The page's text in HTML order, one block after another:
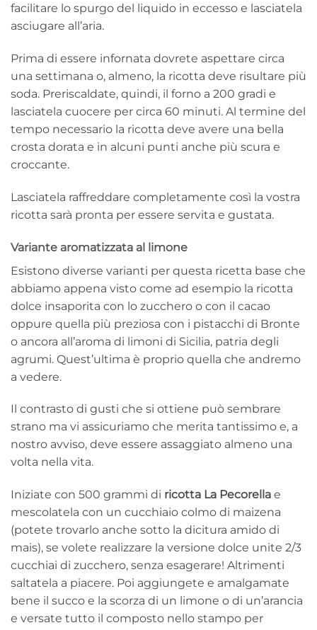
facilitare lo spurgo del liquido in eccesso e lasciatela
asciugare all’aria.
Prima di essere infornata dovrete aspettare circa
una settimana o, almeno, la ricotta deve risultare più
soda. Preriscaldate, quindi, il forno a 200 gradi e
lasciatela cuocere per circa 60 minuti. Al termine del
tempo necessario la ricotta deve avere una bella
crosta dorata e in alcuni punti anche più scura e
croccante.
Lasciatela raffreddare completamente così la vostra
ricotta sarà pronta per essere servita e gustata.
Variante aromatizzata al limone
Esistono diverse varianti per questa ricetta base che
abbiamo appena visto come ad esempio la ricotta
dolce insaporita con lo zucchero o con il cacao
oppure quella più preziosa con i pistacchi di Bronte
o ancora all’aroma di limoni di Sicilia, patria degli
agrumi. Quest’ultima è proprio quella che andremo
a vedere.
Il contrasto di gusti che si ottiene può sembrare
strano ma vi assicuriamo che merita tantissimo e, a
nostro avviso, deve essere assaggiato almeno una
volta nella vita.
Iniziate con 500 grammi di ricotta La Pecorella e
mescolatela con un cucchiaio colmo di maizena
(potete trovarlo anche sotto la dicitura amido di
mais), se volete realizzare la versione dolce unite 2/3
cucchiai di zucchero, senza esagerare! Altrimenti
saltatela a piacere. Poi aggiungete e amalgamate
bene il succo e la scorza di un limone o di un’arancia
e versate tutto il composto nello stampo per